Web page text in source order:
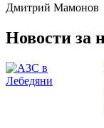
Дмитрий Мамонов
Новости за